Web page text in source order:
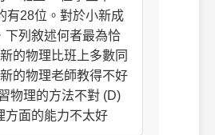
有28位。對於小新成
下列敘述何者最為恰
的物理比班上多數同
的物理老師教得不好
物理的方法不對 (D)
方面的能力不太好